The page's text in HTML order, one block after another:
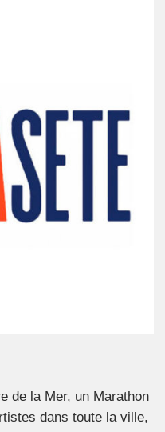
de la Mer, un Marathon
dans toute la ville,